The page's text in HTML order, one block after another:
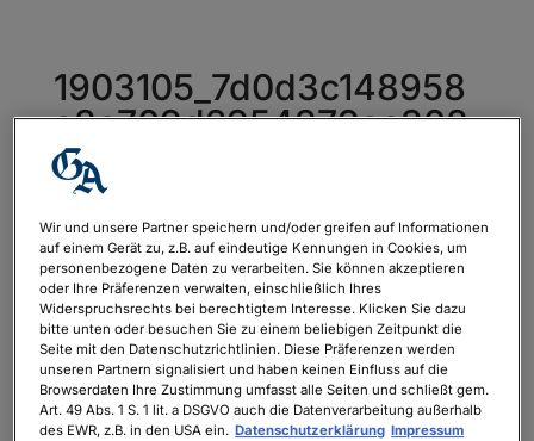
1903105_7d0d3c148958
a8c709d2954379ac308
e_800re0
Wir und unsere Partner speichern und/oder greifen auf Informationen
auf einem Gerät zu, z.B. auf eindeutige Kennungen in Cookies, um
personenbezogene Daten zu verarbeiten. Sie können akzeptieren
oder Ihre Präferenzen verwalten, einschließlich Ihres
Widerspruchsrechts bei berechtigtem Interesse. Klicken Sie dazu
bitte unten oder besuchen Sie zu einem beliebigen Zeitpunkt die
Seite mit den Datenschutzrichtlinien. Diese Präferenzen werden
unseren Partnern signalisiert und haben keinen Einfluss auf die
Browserdaten Ihre Zustimmung umfasst alle Seiten und schließt gem.
Art. 49 Abs. 1 S. 1 lit. a DSGVO auch die Datenverarbeitung außerhalb
des EWR, z.B. in den USA ein. Datenschutzerklärung Impressum